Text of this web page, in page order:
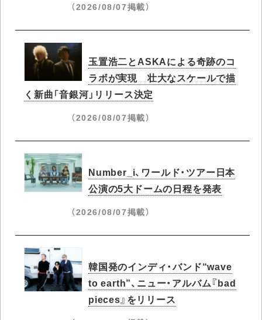
（2026/08/07掲載）
玉置浩二とASKAによる奇跡のコ
ラボが実現 壮大なスケールで描
く新曲「音銀河」リリース決定
（2026/08/07掲載）
Number_i、ワールド・ツアー日本
公演の5大ドームの日程を発表
（2026/08/07掲載）
韓国発のインディ・バンド“wave
to earth”、ニュー・アルバム『bad
pieces』をリリース